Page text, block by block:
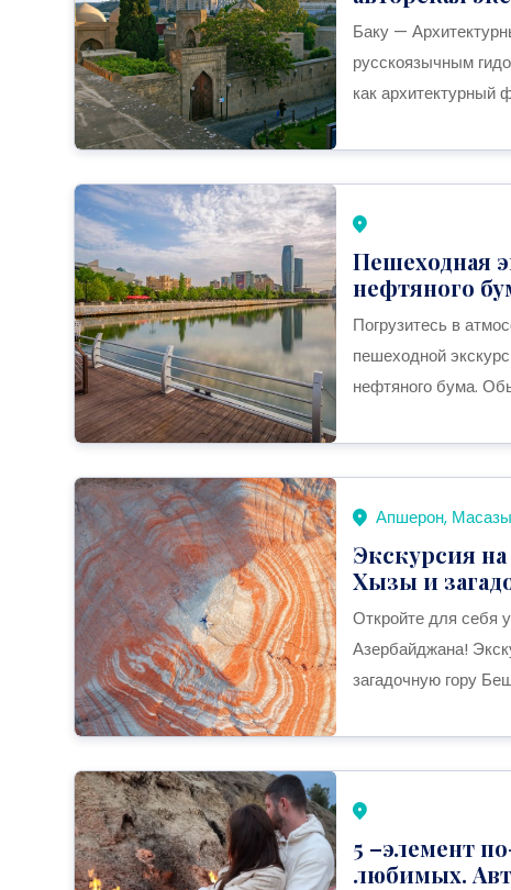
Баку —
русскоязычным
как архитектурный
Пешеходная
нефтяного
Погрузитесь в
пешеходной
нефтяного бума.
Апшерон,
Экскурсия
Хызы и
Откройте для себя
Азербайджана!
загадочную гору
5 –элемент
любимых.